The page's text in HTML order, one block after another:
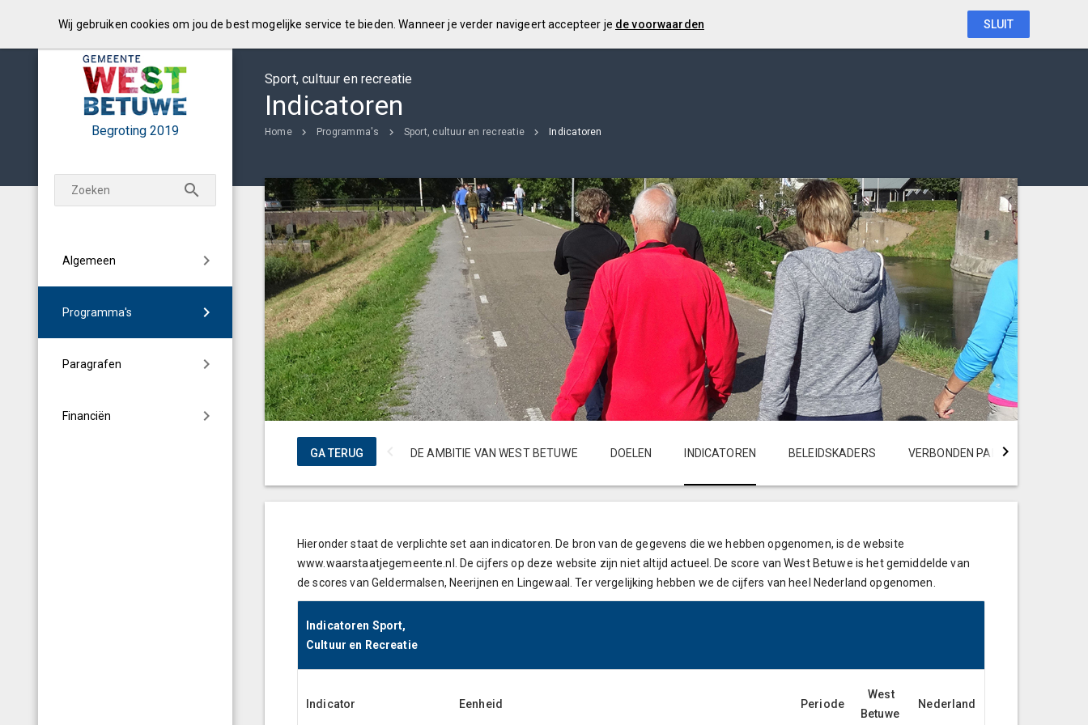
Begroting 2019
Algemeen
Programma's
Paragrafen
Financiën
Sport, cultuur en recreatie
Indicatoren
Home Programma's Sport, cultuur en recreatie Indicatoren
Hieronder staat de verplichte set aan indicatoren. De bron van de gegevens die we hebben opgenomen, is de website
www.waarstaatjegemeente.nl. De cijfers op deze website zijn niet altijd actueel. De score van West Betuwe is het gemiddelde van
de scores van Geldermalsen, Neerijnen en Lingewaal. Ter vergelijking hebben we de cijfers van heel Nederland opgenomen.
Indicatoren Sport,
Cultuur en Recreatie
Indicator Eenheid Periode
West
Betuwe
Nederland
DE AMBITIE VAN WEST BETUWE DOELEN INDICATOREN BELEIDSKADERS VERBONDEN PARTIJEN
Wij gebruiken cookies om jou de best mogelijke service te bieden. Wanneer je verder navigeert accepteer je de voorwaarden SLUIT